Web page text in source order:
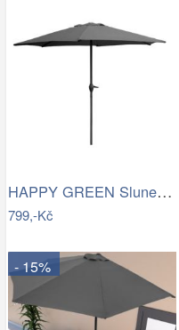
HAPPY GREEN Slunečník s kličkou 230 cm,…
799,-Kč
- 15%